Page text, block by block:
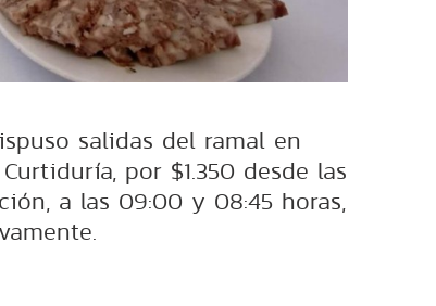
salidas del ramal en
por $1.350 desde las
a las 09:00 y 08:45 horas,